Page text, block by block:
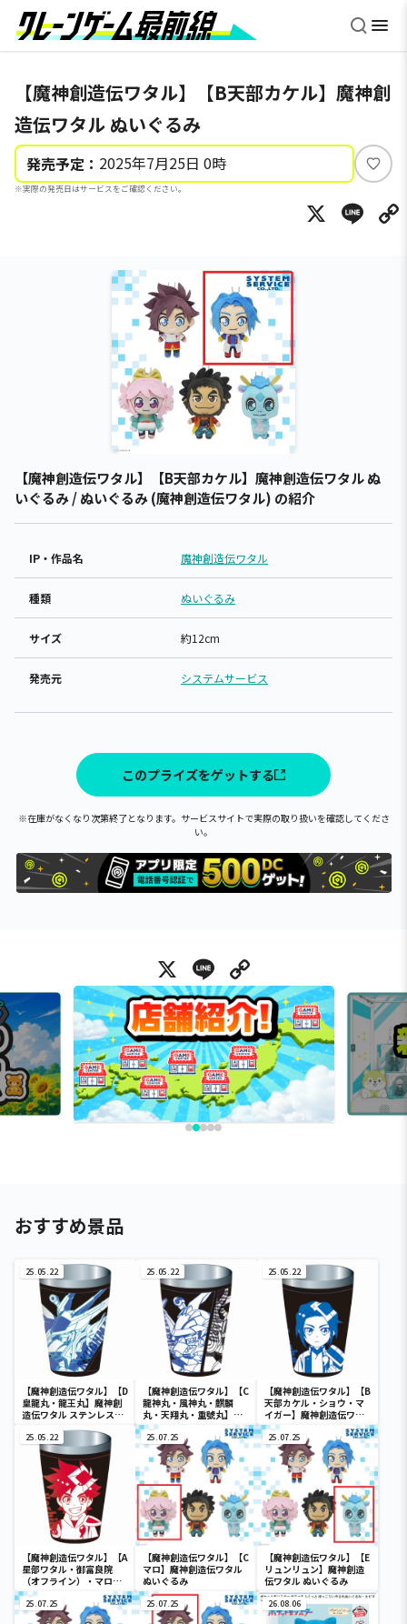
【魔神創造伝ワタル】【B天部カケル】魔神創
造伝ワタル ぬいぐるみ
発売予定： 2025年7月25日 0時
※実際の発売日はサービスをご確認ください。
い
ね
X
【魔神創造伝ワタル】【B天部カケル】魔神創造伝ワタル ぬ
いぐるみ / ぬいぐるみ (魔神創造伝ワタル) の紹介
IP・作品名 魔神創造伝ワタル
種類 ぬいぐるみ
サイズ 約12cm
発売元 システムサービス
このプライズをゲットする
※在庫がなくなり次第終了となります。サービスサイトで実際の取り扱いを確認してくださ
い。
X Line
おすすめ景品
25.05.22
【魔神創造伝ワタル】【D
皇龍丸・龍王丸】魔神創
造伝ワタル ステンレスマ
ルチタンブラー
25.05.22
【魔神創造伝ワタル】【C
龍神丸・風神丸・麒麟
丸・天翔丸・重號丸】魔
神創造伝ワタル ステンレ
スマルチタンブラー
25.05.22
【魔神創造伝ワタル】【B
天部カケル・ショウ・マ
イガー】魔神創造伝ワタ
ル ステンレスマルチタン
ブラー
25.05.22
【魔神創造伝ワタル】【A
星部ワタル・御富良院
（オフライン）・マロ・
ウズメ・リュンリュン】
魔神創造伝ワタル ステン
レスマルチタンブラー
25.07.25
【魔神創造伝ワタル】【C
マロ】魔神創造伝ワタル
ぬいぐるみ
25.07.25
【魔神創造伝ワタル】【E
リュンリュン】魔神創造
伝ワタル ぬいぐるみ
25.07.25 25.07.25 26.08.06